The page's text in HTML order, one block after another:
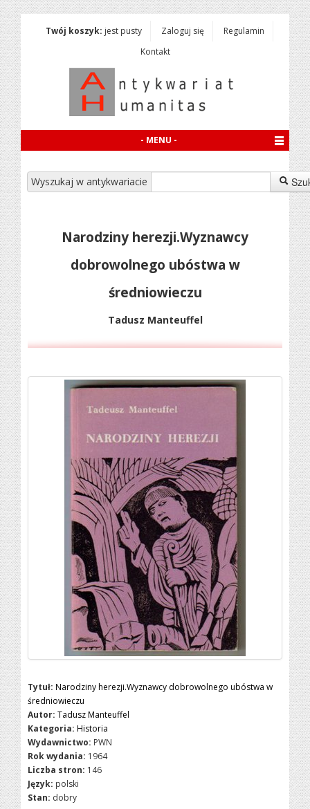
Twój koszyk: jest pusty Zaloguj się
Regulamin
Kontakt
- MENU -
Wyszukaj w antykwariacie
Narodziny herezji.Wyznawcy
dobrowolnego ubóstwa w
średniowieczu
Tadusz Manteuffel
Tytuł: Narodziny herezji.Wyznawcy dobrowolnego ubóstwa w
średniowieczu
Autor: Tadusz Manteuffel
Kategoria: Historia
Wydawnictwo: PWN
Rok wydania: 1964
Liczba stron: 146
Język: polski
Stan: dobry